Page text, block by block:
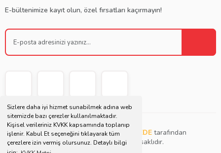
Sizlere daha iyi hizmet sunabilmek adına web
sitemizde bazı çerezler kullanılmaktadır.
Kişisel verileriniz KVKK kapsamında toplanıp
işlenir. Kabul Et seçeneğini tıklayarak tüm
çerezlere izin vermiş olursunuz. Detaylı bilgi
E-bültenimize kayıt olun, özel fırsatları kaçırmayın!
Copyright © 2021 | Bu websitesiMüjdat DEDE tarafından
tasarlanmış ve düzenlenmiştir. Tüm hakları saklıdır.